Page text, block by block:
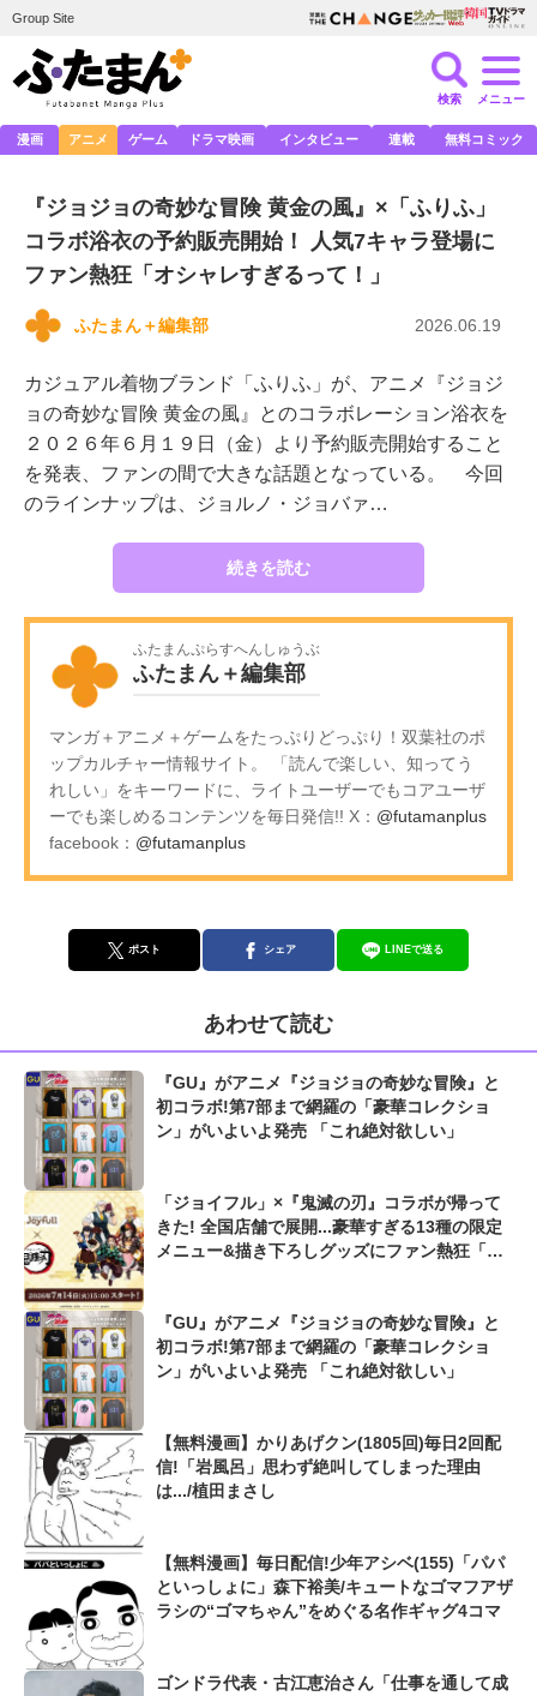
Group Site
検索 メニュー
漫画 アニメ ゲーム ドラマ映画 インタビュー 連載 無料コミック
『ジョジョの奇妙な冒険 黄金の風』×「ふりふ」
コラボ浴衣の予約販売開始！ 人気7キャラ登場に
ファン熱狂「オシャレすぎるって！」
ふたまん＋編集部 2026.06.19
カジュアル着物ブランド「ふりふ」が、アニメ『ジョジ
ョの奇妙な冒険 黄金の風』とのコラボレーション浴衣を
２０２６年６月１９日（金）より予約販売開始すること
を発表、ファンの間で大きな話題となっている。 今回
のラインナップは、ジョルノ・ジョバァ…
続きを読む
ふたまんぷらすへんしゅうぶ
ふたまん＋編集部
マンガ＋アニメ＋ゲームをたっぷりどっぷり！双葉社のポ
ップカルチャー情報サイト。 「読んで楽しい、知ってう
れしい」をキーワードに、ライトユーザーでもコアユーザ
ーでも楽しめるコンテンツを毎日発信!! X： @futamanplus
facebook： @futamanplus
ポスト シェア LINEで送る
あわせて読む
『GU』がアニメ『ジョジョの奇妙な冒険』と
初コラボ!第7部まで網羅の「豪華コレクショ
ン」がいよいよ発売 「これ絶対欲しい」
「ジョイフル」×『鬼滅の刃』コラボが帰って
きた! 全国店舗で展開...豪華すぎる13種の限定
メニュー&描き下ろしグッズにファン熱狂「毎
『GU』がアニメ『ジョジョの奇妙な冒険』と
初コラボ!第7部まで網羅の「豪華コレクショ
ン」がいよいよ発売 「これ絶対欲しい」
【無料漫画】かりあげクン(1805回)毎日2回配
信!「岩風呂」思わず絶叫してしまった理由
は.../植田まさし
【無料漫画】毎日配信!少年アシベ(155)「パパ
といっしょに」森下裕美/キュートなゴマフアザ
ラシの“ゴマちゃん”をめぐる名作ギャグ4コマ
ゴンドラ代表・古江恵治さん「仕事を通して成